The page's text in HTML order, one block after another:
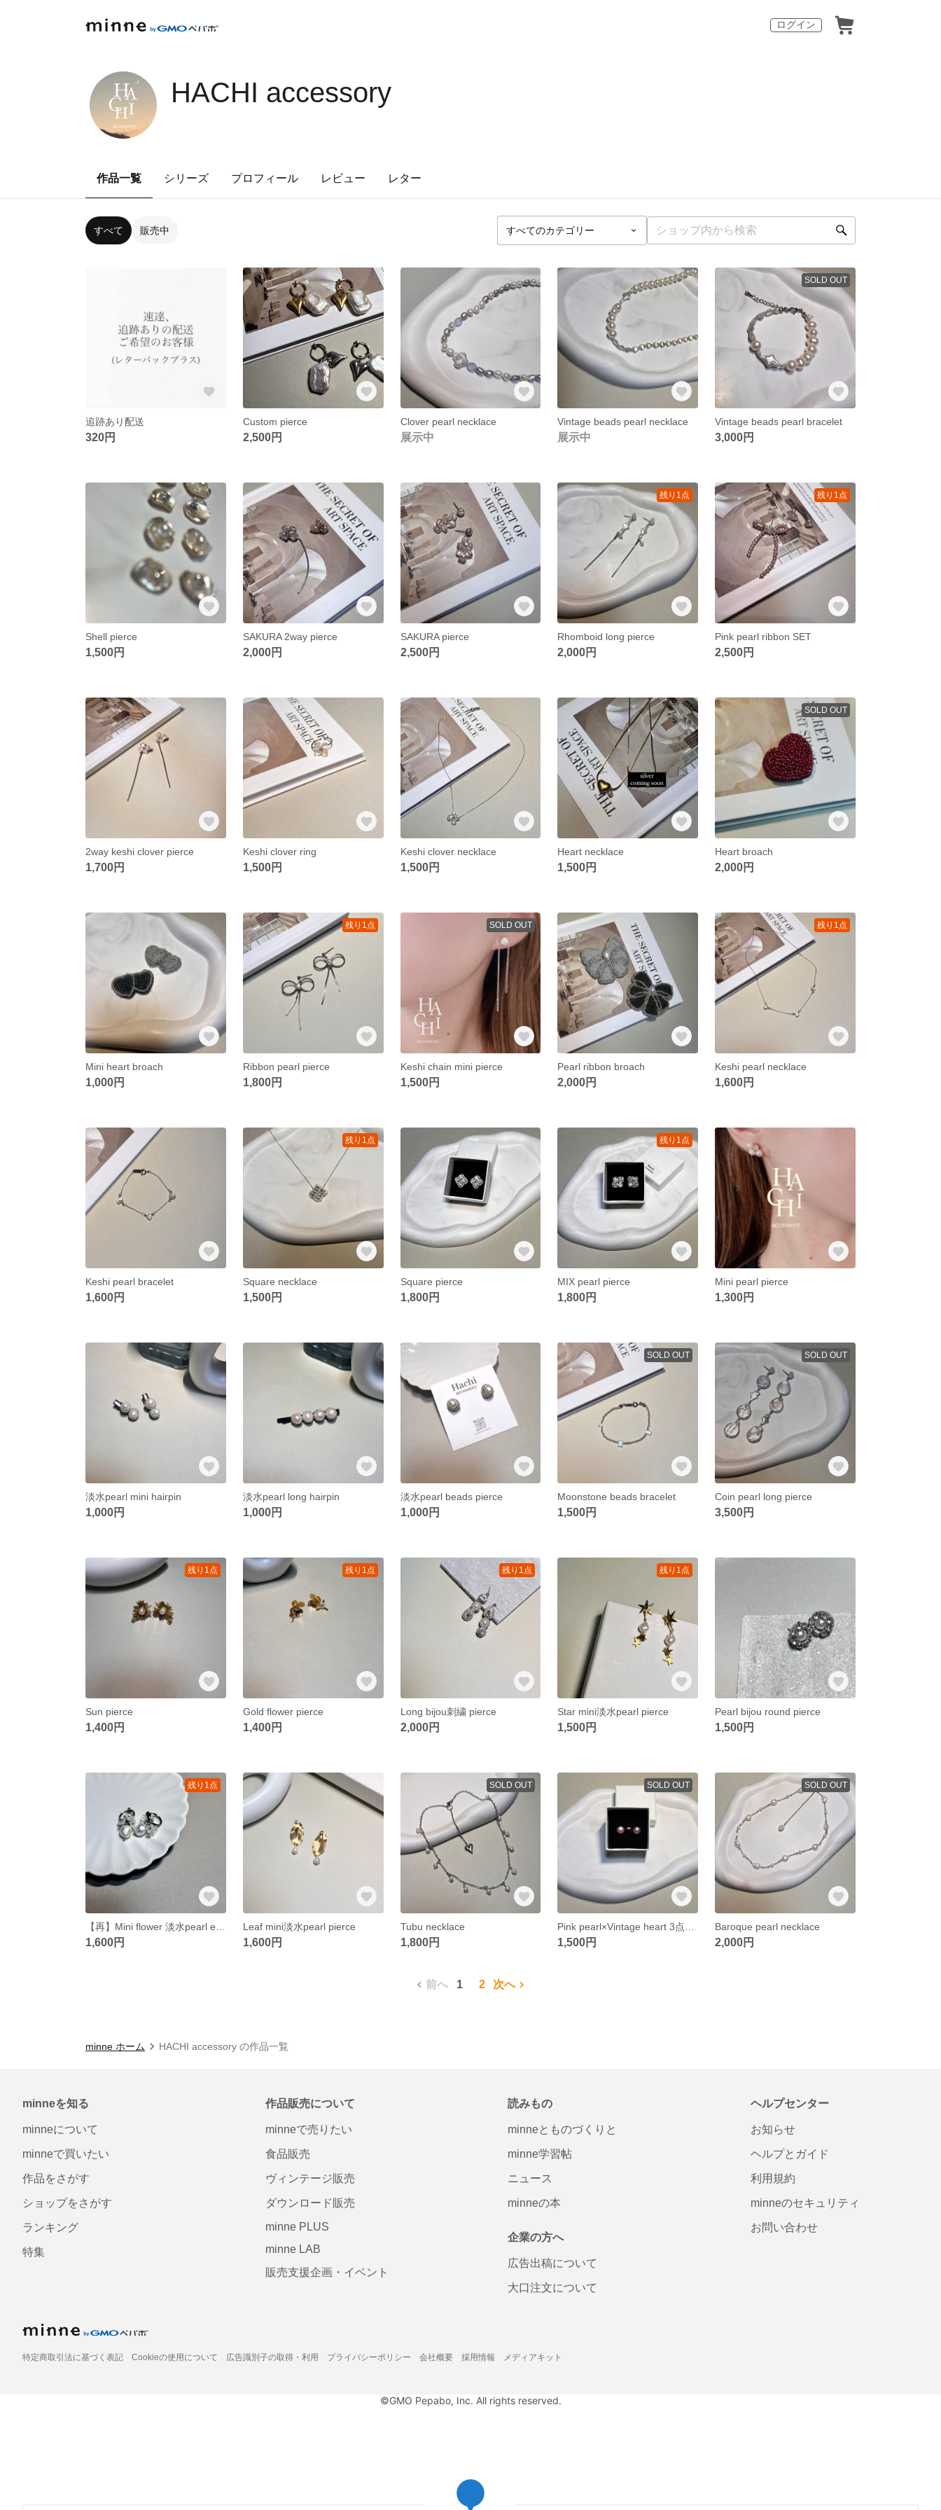
ログイン
HACHI accessory
作品一覧 シリーズ プロフィール レビュー レター
すべて 販売中
追跡あり配送
320円
Custom pierce
2,500円
Clover pearl necklace
展示中
Vintage beads pearl necklace
展示中
SOLD OUT
Vintage beads pearl bracelet
3,000円
Shell pierce
1,500円
SAKURA 2way pierce
2,000円
SAKURA pierce
2,500円
残り1点
Rhomboid long pierce
2,000円
残り1点
Pink pearl ribbon SET
2,500円
2way keshi clover pierce
1,700円
Keshi clover ring
1,500円
Keshi clover necklace
1,500円
Heart necklace
1,500円
SOLD OUT
Heart broach
2,000円
Mini heart broach
1,000円
残り1点
Ribbon pearl pierce
1,800円
SOLD OUT
Keshi chain mini pierce
1,500円
Pearl ribbon broach
2,000円
残り1点
Keshi pearl necklace
1,600円
Keshi pearl bracelet
1,600円
残り1点
Square necklace
1,500円
Square pierce
1,800円
残り1点
MIX pearl pierce
1,800円
Mini pearl pierce
1,300円
淡水pearl mini hairpin
1,000円
淡水pearl long hairpin
1,000円
淡水pearl beads pierce
1,000円
SOLD OUT
Moonstone beads bracelet
1,500円
SOLD OUT
Coin pearl long pierce
3,500円
残り1点
Sun pierce
1,400円
残り1点
Gold flower pierce
1,400円
残り1点
Long bijou刺繍 pierce
2,000円
残り1点
Star mini淡水pearl pierce
1,500円
Pearl bijou round pierce
1,500円
残り1点
1,600円
Leaf mini淡水pearl pierce
1,600円
SOLD OUT
Tubu necklace
1,800円
SOLD OUT
1,500円
SOLD OUT
Baroque pearl necklace
2,000円
前へ 1 2 次へ
minne ホーム HACHI accessory の作品一覧
minneを知る
minneについて
minneで買いたい
作品をさがす
ショップをさがす
ランキング
特集
作品販売について
minneで売りたい
食品販売
ヴィンテージ販売
ダウンロード販売
minne PLUS
minne LAB
販売支援企画・イベント
読みもの
minneとものづくりと
minne学習帖
ニュース
minneの本
企業の方へ
広告出稿について
大口注文について
ヘルプセンター
お知らせ
ヘルプとガイド
利用規約
minneのセキュリティ
お問い合わせ
特定商取引法に基づく表記 Cookieの使用について 広告識別子の取得・利用 プライバシーポリシー 会社概要 採用情報 メディアキット
©GMO Pepabo, Inc. All rights reserved.